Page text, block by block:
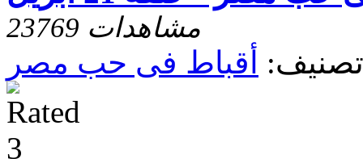
23769 مشاهدات
تصنيف: أقباط فى حب مصر